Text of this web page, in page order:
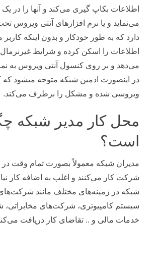
اطلاعات بکاپ گیری می‌کند و آنها را در
می‌نماید و یا نرم افزارهای آنتی ویروس‌
دارد که به طور خودکار و بدون اینکه
اطلاعات را اسکن کرده و شرایط
می‌دهد و بر روی کنسول آنتی ویروس به
در اینصورت ادمین شبکه متوجه میشود که
ویروسی شده و مشکل را برطرف می‌کند.
محل کار مدیر شبکه
است؟
مدیران شبکه معمولاً بصورت تمام وقت
شرکت کار می‌کنند و اغلب به اضافه کار
شبکه در زمینه‌های مختلف مانند
سیستم کامپیوتری، شرکت‌های
خدمات مالی و .. تقاضای کار دریافت